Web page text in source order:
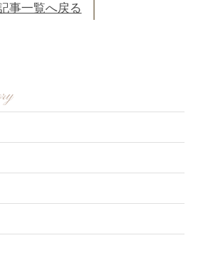
事一覧へ戻る
せ・ご予約はこちら
26-5636
間】10:00～20:00
プラン一覧へ